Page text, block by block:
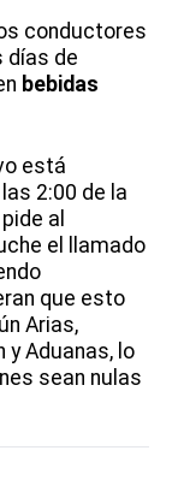
conductores
días de
bebidas
está
2:00 de la
al
el llamado
que esto
Arias,
y Aduanas, lo
sean nulas